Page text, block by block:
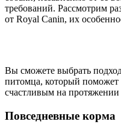
требований. Рассмотрим
от Royal Canin, их
Вы сможете выбрать
питомца, который
счастливым на
Повседневные корма